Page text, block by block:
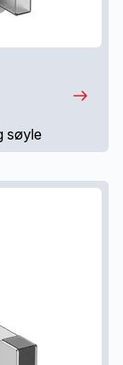
søyle